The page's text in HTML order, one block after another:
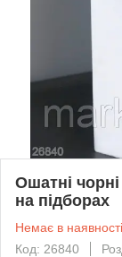
Ошатні чорні
на підборах
Немає в наявності
Код: 26840